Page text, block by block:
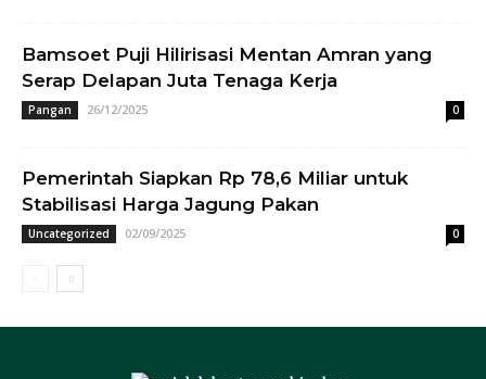
Bamsoet Puji Hilirisasi Mentan Amran yang
Serap Delapan Juta Tenaga Kerja
Pangan 26/12/2025 0
Pemerintah Siapkan Rp 78,6 Miliar untuk
Stabilisasi Harga Jagung Pakan
Uncategorized 02/09/2025 0